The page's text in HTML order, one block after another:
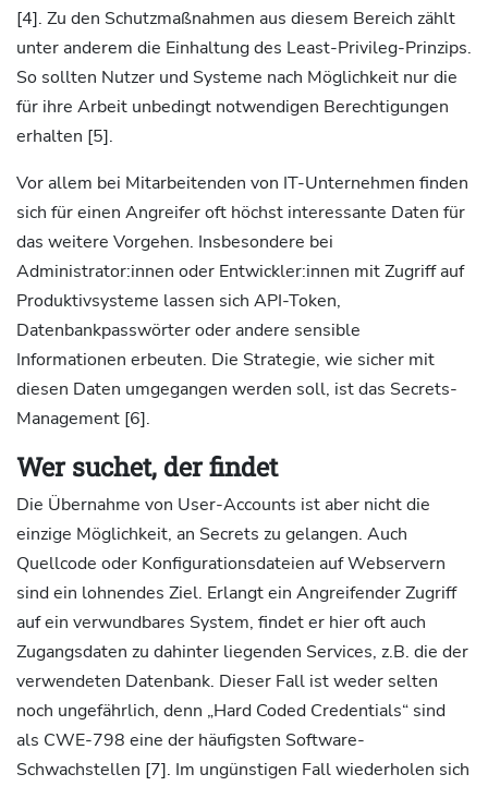
[4]. Zu den Schutzmaßnahmen aus diesem Bereich zählt
unter anderem die Einhaltung des Least-Privileg-Prinzips.
So sollten Nutzer und Systeme nach Möglichkeit nur die
für ihre Arbeit unbedingt notwendigen Berechtigungen
erhalten [5].
Vor allem bei Mitarbeitenden von IT-Unternehmen finden
sich für einen Angreifer oft höchst interessante Daten für
das weitere Vorgehen. Insbesondere bei
Administrator:innen oder Entwickler:innen mit Zugriff auf
Produktivsysteme lassen sich API-Token,
Datenbankpasswörter oder andere sensible
Informationen erbeuten. Die Strategie, wie sicher mit
diesen Daten umgegangen werden soll, ist das Secrets-
Management [6].
Wer suchet, der findet
Die Übernahme von User-Accounts ist aber nicht die
einzige Möglichkeit, an Secrets zu gelangen. Auch
Quellcode oder Konfigurationsdateien auf Webservern
sind ein lohnendes Ziel. Erlangt ein Angreifender Zugriff
auf ein verwundbares System, findet er hier oft auch
Zugangsdaten zu dahinter liegenden Services, z.B. die der
verwendeten Datenbank. Dieser Fall ist weder selten
noch ungefährlich, denn „Hard Coded Credentials“ sind
als CWE-798 eine der häufigsten Software-
Schwachstellen [7]. Im ungünstigen Fall wiederholen sich